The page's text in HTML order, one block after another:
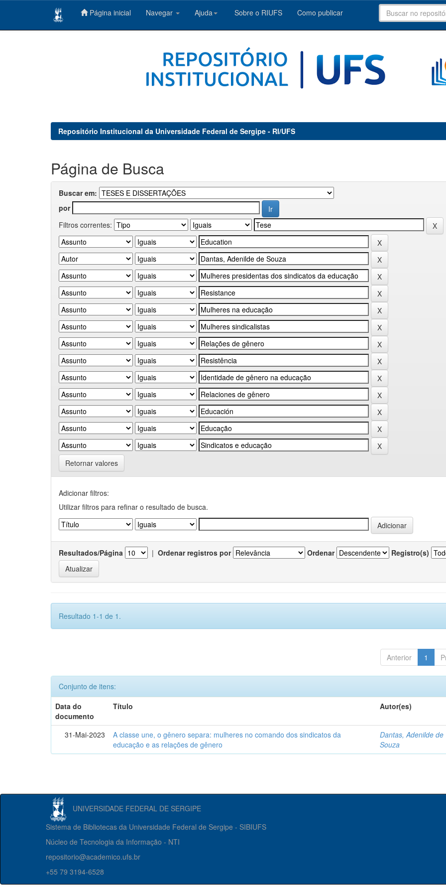
Página inicial Navegar Ajuda Sobre o RIUFS Como publicar
Repositório Institucional da Universidade Federal de Sergipe - RI/UFS
Página de Busca
Buscar em:
por
Filtros correntes:
Retornar valores
Adicionar filtros:
Utilizar filtros para refinar o resultado de busca.
Resultados/Página | Ordenar registros por Ordenar Registro(s)
Resultado 1-1 de 1.
Anterior 1
Conjunto de itens:
Data do
documento
Título Autor(es)
31-Mai-2023
A classe une, o gênero separa: mulheres no comando dos sindicatos da
educação e as relações de gênero
Dantas, Adenilde de
Souza
UNIVERSIDADE FEDERAL DE SERGIPE
Sistema de Bibliotecas da Universidade Federal de Sergipe - SIBIUFS
Núcleo de Tecnologia da Informação - NTI
repositorio@academico.ufs.br
+55 79 3194-6528